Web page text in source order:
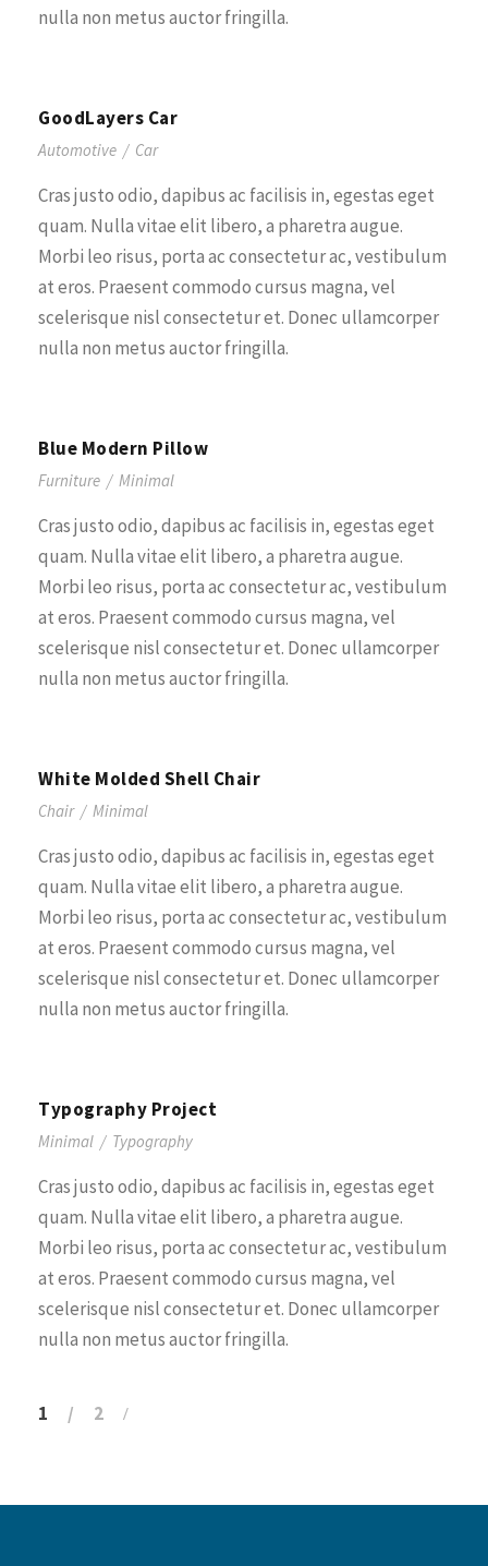
nulla non metus auctor fringilla.
GoodLayers Car
Automotive / Car
Cras justo odio, dapibus ac facilisis in, egestas eget
quam. Nulla vitae elit libero, a pharetra augue.
Morbi leo risus, porta ac consectetur ac, vestibulum
at eros. Praesent commodo cursus magna, vel
scelerisque nisl consectetur et. Donec ullamcorper
nulla non metus auctor fringilla.
Blue Modern Pillow
Furniture / Minimal
Cras justo odio, dapibus ac facilisis in, egestas eget
quam. Nulla vitae elit libero, a pharetra augue.
Morbi leo risus, porta ac consectetur ac, vestibulum
at eros. Praesent commodo cursus magna, vel
scelerisque nisl consectetur et. Donec ullamcorper
nulla non metus auctor fringilla.
White Molded Shell Chair
Chair / Minimal
Cras justo odio, dapibus ac facilisis in, egestas eget
quam. Nulla vitae elit libero, a pharetra augue.
Morbi leo risus, porta ac consectetur ac, vestibulum
at eros. Praesent commodo cursus magna, vel
scelerisque nisl consectetur et. Donec ullamcorper
nulla non metus auctor fringilla.
Typography Project
Minimal / Typography
Cras justo odio, dapibus ac facilisis in, egestas eget
quam. Nulla vitae elit libero, a pharetra augue.
Morbi leo risus, porta ac consectetur ac, vestibulum
at eros. Praesent commodo cursus magna, vel
scelerisque nisl consectetur et. Donec ullamcorper
nulla non metus auctor fringilla.
1 2